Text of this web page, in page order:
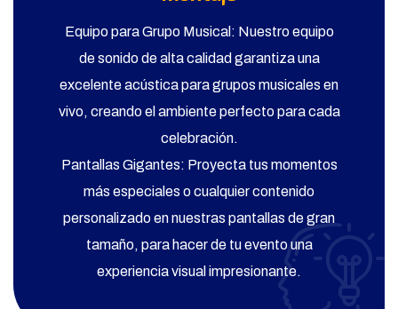
Equipo para Grupo Musical: Nuestro equipo
de sonido de alta calidad garantiza una
excelente acústica para grupos musicales en
vivo, creando el ambiente perfecto para cada
celebración.
Pantallas Gigantes: Proyecta tus momentos
más especiales o cualquier contenido
personalizado en nuestras pantallas de gran
tamaño, para hacer de tu evento una
experiencia visual impresionante.